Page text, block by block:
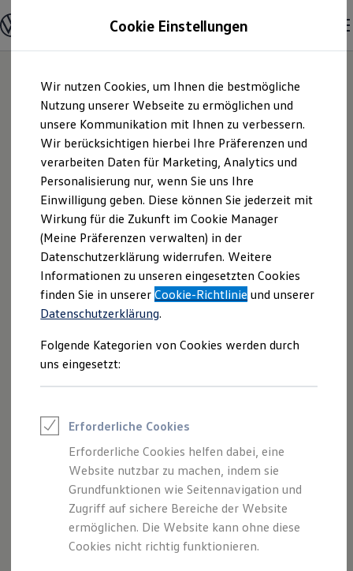
Hauptinhalt
springen
Footer
springen
Modelle & Konfigurator
Nutzfahrzeugkategorien entdecken
Modelle konfigurieren
Vorgängermodelle und Oldtimer
Vorgängermodelle
Oldtimer
Bulli Historie
Branchenlösungen & Gewerbekunden
Umbaulösungen und Hersteller finden
Auf- und Umbauten entdecken & konfigurieren
Groß- und Sonderkunden
Großkunden
Kommunen & Behörden
Journalisten
Sportvereine
Branchenlösungen
Bau & Handwerk
Gewerbliche Personenbeförderung
Service & mobile Werkstätten
Kurier, Logistik & Handel
Kühlfahrzeuge
Feuerwehr
ONE Business ID Vorteile
Fahrzeuge online kaufen
Digitaler Marktplatz
Kauf & Finanzierung
Online-Fahrzeugbewertung
Aktionen & Angebote
E-Auto-Förderung
Für Privatkunden
Für Gewerbekunden
Profi Paket
Autozentrum Vogt
GmbH & Co. KG |
Impressum &
Rechtliches
Hier finden Sie Informationen über die
Autozentrum Vogt GmbH & Co. KG als
verantwortliche Anbieterin von Inhalten
und Angeboten, die auf dieser Webseite
Impressum
Datenschutzerklärung
Impressum
Cookie Einstellungen
Wir nutzen Cookies, um Ihnen die bestmögliche
Nutzung unserer Webseite zu ermöglichen und
unsere Kommunikation mit Ihnen zu verbessern.
Wir berücksichtigen hierbei Ihre Präferenzen und
verarbeiten Daten für Marketing, Analytics und
Personalisierung nur, wenn Sie uns Ihre
Einwilligung geben. Diese können Sie jederzeit mit
Wirkung für die Zukunft im Cookie Manager
(Meine Präferenzen verwalten) in der
Datenschutzerklärung widerrufen. Weitere
Informationen zu unseren eingesetzten Cookies
finden Sie in unsererCookie-Richtlinie und unserer
Datenschutzerklärung.
Folgende Kategorien von Cookies werden durch
uns eingesetzt:
Erforderliche Cookies
Erforderliche Cookies helfen dabei, eine
Website nutzbar zu machen, indem sie
Grundfunktionen wie Seitennavigation und
Zugriff auf sichere Bereiche der Website
ermöglichen. Die Website kann ohne diese
Cookies nicht richtig funktionieren.